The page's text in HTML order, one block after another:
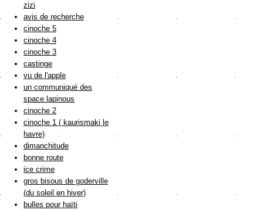
zizi
avis de recherche
cinoche 5
cinoche 4
cinoche 3
castinge
vu de l'apple
un communiqué des
space lapinous
cinoche 2
cinoche 1 ( kaurismaki le
havre)
dimanchitude
bonne route
ice crime
gros bisous de goderville
(du soleil en hiver)
bulles pour haïti